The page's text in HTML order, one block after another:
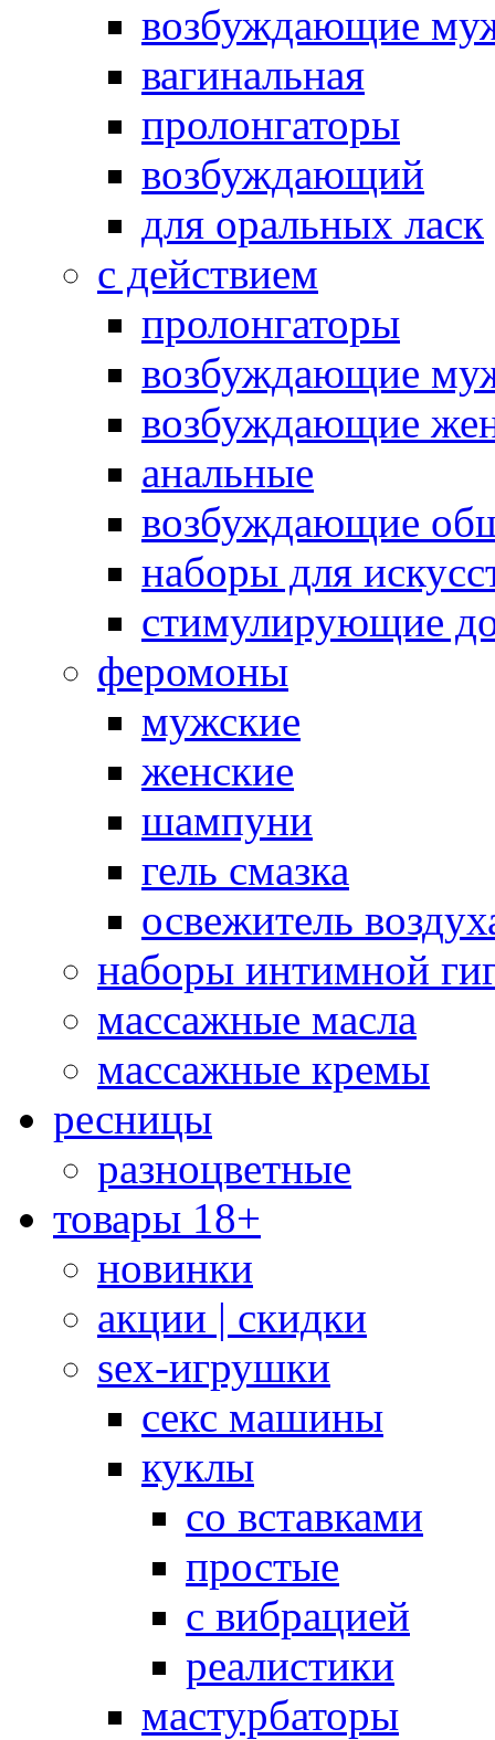
возбуждающие
вагинальная
пролонгаторы
возбуждающий
для оральных ласк
с действием
пролонгаторы
возбуждающие
возбуждающие
анальные
возбуждающие
наборы для
стимулирующие
феромоны
мужские
женские
шампуни
гель смазка
освежитель
наборы интимной
массажные масла
массажные кремы
ресницы
разноцветные
товары 18+
новинки
акции | скидки
sex-игрушки
секс машины
куклы
со вставками
простые
с вибрацией
реалистики
мастурбаторы